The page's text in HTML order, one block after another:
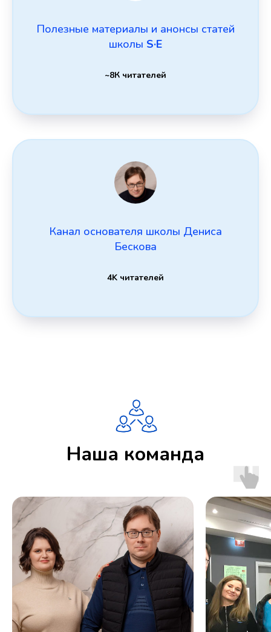
Полезные материалы и анонсы статей
школы S·E
~8К читателей
Канал основателя школы Дениса
Бескова
4K читателей
Наша команда